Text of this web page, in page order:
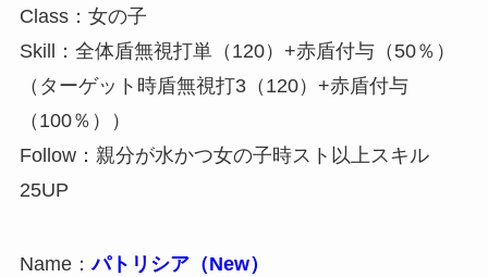
Class：女の子
Skill：全体盾無視打単（120）+赤盾付与（50％）
（ターゲット時盾無視打3（120）+赤盾付与
（100％））
Follow：親分が水かつ女の子時スト以上スキル
25UP
Name：パトリシア（New）